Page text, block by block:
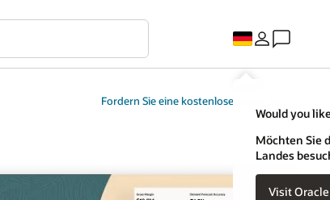
Would you
Möchten Sie
Landes
Visit
Fordern Sie eine kostenlose Demo an